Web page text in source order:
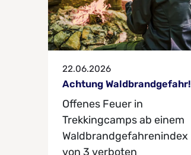
22.06.2026
Achtung Waldbrandgefahr!
Offenes Feuer in
Trekkingcamps ab einem
Waldbrandgefahrenindex
von 3 verboten